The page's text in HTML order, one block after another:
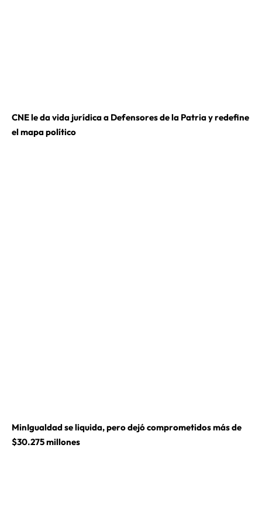
CNE le da vida jurídica a Defensores de la Patria y redefine
el mapa político
MinIgualdad se liquida, pero dejó comprometidos más de
$30.275 millones